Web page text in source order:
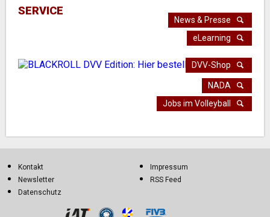
SERVICE
News & Presse
eLearning
DVV-Shop
NADA
Jobs im Volleyball
Kontakt
Impressum
Newsletter
RSS Feed
Datenschutz